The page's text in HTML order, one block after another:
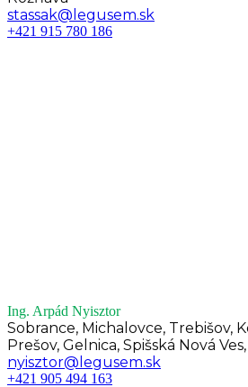
stassak@legusem.sk
+421 915 780 186
Ing. Arpád Nyisztor
Sobrance, Michalovce, Trebišov,
Prešov, Gelnica, Spišská Nová
nyisztor@legusem.sk
+421 905 494 163